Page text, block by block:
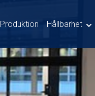
Produktion Hållbarhet